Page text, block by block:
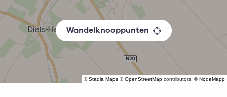
©Stadia Maps ©OpenStreetMap contributors, ©NodeMapp
Wandelknooppunten